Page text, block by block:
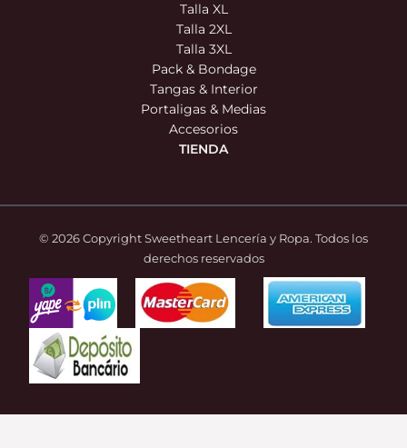
Talla XL
Talla 2XL
Talla 3XL
Pack & Bondage
Tangas & Interior
Portaligas & Medias
Accesorios
TIENDA
© 2026 Copyright Sweetheart Lencería y Ropa. Todos los
derechos reservados